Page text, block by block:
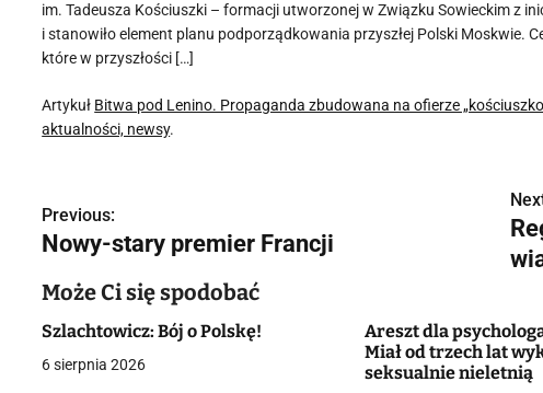
im. Tadeusza Kościuszki – formacji utworzonej w Związku Sowieckim z
i stanowiło element planu podporządkowania przyszłej Polski Moskwie.
które w przyszłości […]
Artykuł Bitwa pod Lenino. Propaganda zbudowana na ofierze
aktualności, newsy.
N
a
w
i
g
Previous:
Nowy-stary premier Francji
Może Ci się spodobać
Szlachtowicz: Bój o Polskę!
6 sierpnia 2026
Areszt dla
Miał od trzech lat
seksualnie nieletnią